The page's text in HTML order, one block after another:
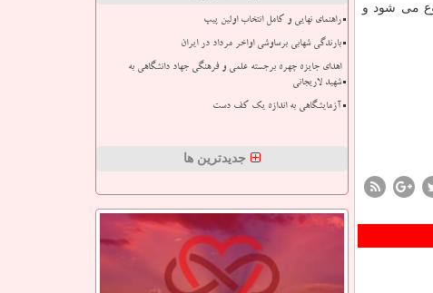
شروع می شود و
راهنمای نهایی و کامل انتخاب اولین پیپ
بارندگی شهابی برساوشی اواخر مرداد در ایران
اهدای جایزه چهره برجسته علمی و فرهنگی جهاد دانشگاهی به
شهید لاریجانی
آزمایشگاهی به اندازه یک کف دست
جدیدترین ها